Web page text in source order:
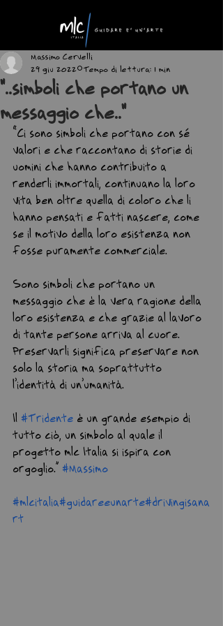
"..simboli che portano un
messaggio che.."
Massimo Cervelli
29 giu 2022
Tempo di lettura: 1 min
“Ci sono simboli che portano con sé
valori e che raccontano di storie di
uomini che hanno contribuito a
renderli immortali, continuano la loro
vita ben oltre quella di coloro che li
hanno pensati e fatti nascere, come
se il motivo della loro esistenza non
fosse puramente commerciale.
Sono simboli che portano un
messaggio che è la vera ragione della
loro esistenza e che grazie al lavoro
di tante persone arriva al cuore.
Preservarli significa preservare non
solo la storia ma soprattutto
l’identità di un’umanità.
Il #Tridente è un grande esempio di
tutto ciò, un simbolo al quale il
progetto mlc Italia si ispira con
orgoglio.” #Massimo
#mlcitalia#guidareeunarte#drivingisana
rt